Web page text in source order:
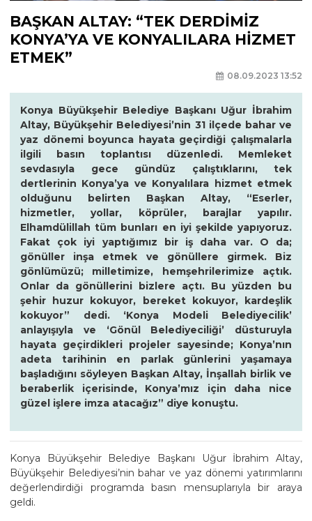
BAŞKAN ALTAY: “TEK DERDİMİZ
KONYA’YA VE KONYALILARA HİZMET
ETMEK”
08.09.2023 13:52
Konya Büyükşehir Belediye Başkanı Uğur İbrahim
Altay, Büyükşehir Belediyesi’nin 31 ilçede bahar ve
yaz dönemi boyunca hayata geçirdiği çalışmalarla
ilgili basın toplantısı düzenledi. Memleket
sevdasıyla gece gündüz çalıştıklarını, tek
dertlerinin Konya’ya ve Konyalılara hizmet etmek
olduğunu belirten Başkan Altay, “Eserler,
hizmetler, yollar, köprüler, barajlar yapılır.
Elhamdülillah tüm bunları en iyi şekilde yapıyoruz.
Fakat çok iyi yaptığımız bir iş daha var. O da;
gönüller inşa etmek ve gönüllere girmek. Biz
gönlümüzü; milletimize, hemşehrilerimize açtık.
Onlar da gönüllerini bizlere açtı. Bu yüzden bu
şehir huzur kokuyor, bereket kokuyor, kardeşlik
kokuyor” dedi. ‘Konya Modeli Belediyecilik’
anlayışıyla ve ‘Gönül Belediyeciliği’ düsturuyla
hayata geçirdikleri projeler sayesinde; Konya’nın
adeta tarihinin en parlak günlerini yaşamaya
başladığını söyleyen Başkan Altay, İnşallah birlik ve
beraberlik içerisinde, Konya’mız için daha nice
güzel işlere imza atacağız” diye konuştu.
Konya Büyükşehir Belediye Başkanı Uğur İbrahim Altay,
Büyükşehir Belediyesi’nin bahar ve yaz dönemi yatırımlarını
değerlendirdiği programda basın mensuplarıyla bir araya
geldi.